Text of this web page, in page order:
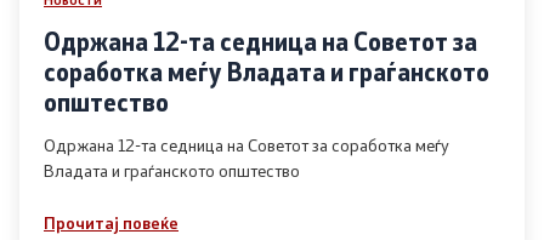
Одржана 12-та седница на Советот за
соработка меѓу Владата и граѓанското
општество
Одржана 12-та седница на Советот за соработка меѓу
Владата и граѓанското општество
Прочитај повеќе